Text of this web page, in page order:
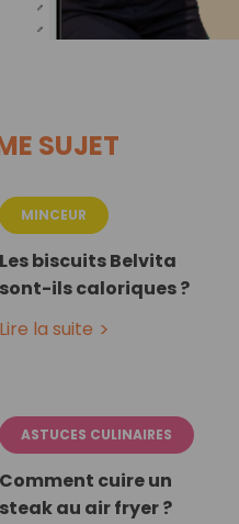
SUJET
MINCEUR
Les biscuits Belvita
sont-ils caloriques ?
Lire la suite
ASTUCES CULINAIRES
Comment cuire un
steak au air fryer ?